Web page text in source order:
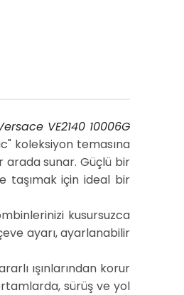
VE2140 10006G
koleksiyon temasına
arada sunar. Güçlü bir
taşımak için ideal bir
kusursuzca
ayarı, ayarlanabilir
ışınlarından korur
sürüş ve yol